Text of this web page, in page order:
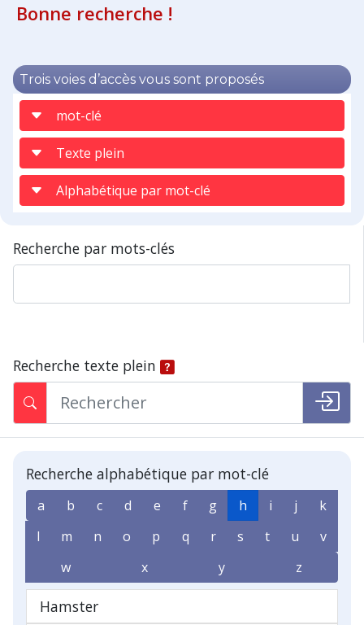
Bonne recherche !
Trois voies d’accès vous sont proposés
mot-clé
Texte plein
Alphabétique par mot-clé
Recherche par mots-clés
Recherche texte plein
Recherche alphabétique par mot-clé
a b c d e f g h i j
k
l
m n o p q r s t u
v
w
x y z
Hamster